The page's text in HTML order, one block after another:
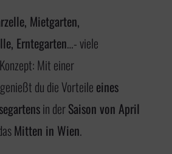
Mietgarten,
Erntegarten…- viele
Mit einer
du die Vorteile eines
in derSaison von April
Mitten in Wien.